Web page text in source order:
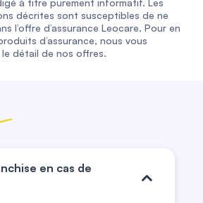
à titre purement informatif. Les
décrites sont susceptibles de ne
l’offre d’assurance Leocare. Pour en
d’assurance, nous vous
détail de nos offres.
en cas de